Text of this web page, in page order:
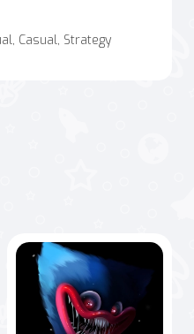
Casual, Strategy